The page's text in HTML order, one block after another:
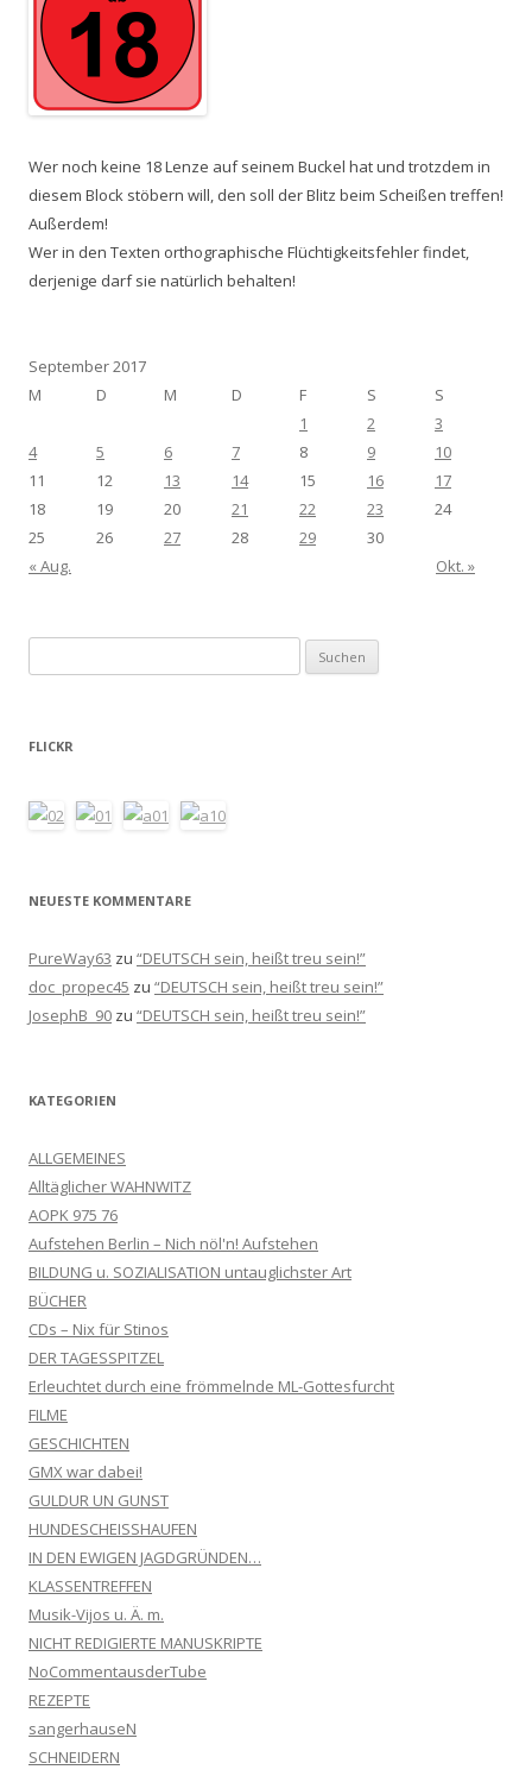
Wer noch keine 18 Lenze auf seinem Buckel hat und trotzdem in
diesem Block stöbern will, den soll der Blitz beim Scheißen treffen!
Außerdem!
Wer in den Texten orthographische Flüchtigkeitsfehler findet,
derjenige darf sie natürlich behalten!
September 2017
M
D M D F S
S
1
2
3
4
5 6 7 8 9
10
11
12 13 14 15 16
17
18
19 20 21 22 23
24
25
26 27 28 29
30
« Aug.
Okt. »
nach:
FLICKR
NEUESTE KOMMENTARE
PureWay63 zu “DEUTSCH sein, heißt treu sein!”
doc_propec45 zu “DEUTSCH sein, heißt treu sein!”
JosephB_90 zu “DEUTSCH sein, heißt treu sein!”
KATEGORIEN
ALLGEMEINES
Alltäglicher WAHNWITZ
AOPK 975 76
Aufstehen Berlin – Nich nöl'n! Aufstehen
BILDUNG u. SOZIALISATION untauglichster Art
BÜCHER
CDs – Nix für Stinos
DER TAGESSPITZEL
Erleuchtet durch eine frömmelnde ML-Gottesfurcht
FILME
GESCHICHTEN
GMX war dabei!
GULDUR UN GUNST
HUNDESCHEISSHAUFEN
IN DEN EWIGEN JAGDGRÜNDEN…
KLASSENTREFFEN
Musik-Vijos u. Ä. m.
NICHT REDIGIERTE MANUSKRIPTE
NoCommentausderTube
REZEPTE
sangerhauseN
SCHNEIDERN